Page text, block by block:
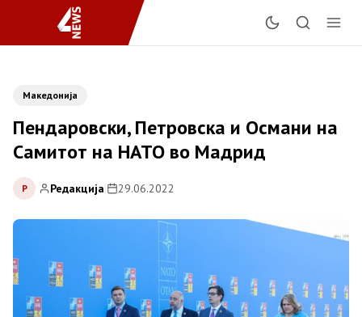
Македонија
Пендаровски, Петровска и Османи на
Самитот на НАТО во Мадрид
Р Редакција| 29.06.2022